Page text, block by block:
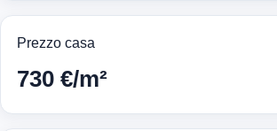
Prezzo casa
730 €/m²